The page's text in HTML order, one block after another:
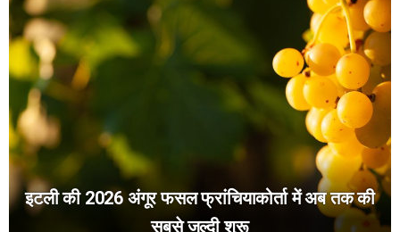
इटली की 2026 अंगूर फसल फ्रांचियाकोर्ता में अब तक की
सबसे जल्दी शुरू